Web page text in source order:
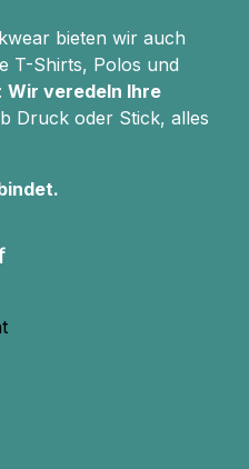
bieten wir auch
T-Shirts, Polos und
Wir veredeln Ihre
Druck oder Stick, alles